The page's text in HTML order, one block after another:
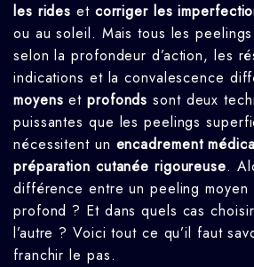
les rides et corriger les
ou au soleil. Mais tous les
selon la profondeur d’action, les
indications et la convalescence
moyens etprofonds sont deux
puissantes que les peelings
nécessitent un encadrement
préparation cutanée rigoureuse.
différence entre un peeling moyen
profond ? Et dans quels cas
l’autre ? Voici tout ce qu’il faut
franchir le pas.